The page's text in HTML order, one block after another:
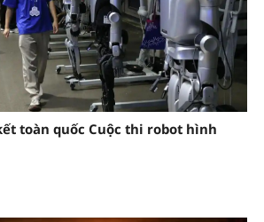
toàn quốc Cuộc thi robot hình